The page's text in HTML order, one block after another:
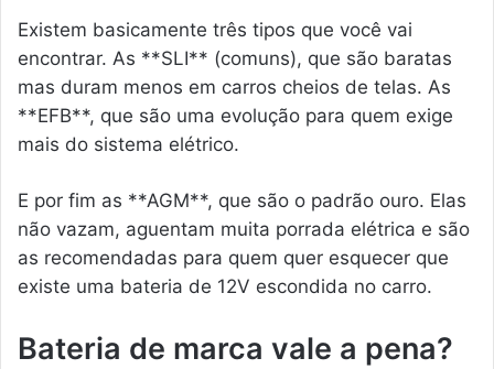
Existem basicamente três tipos que você vai
encontrar. As **SLI** (comuns), que são baratas
mas duram menos em carros cheios de telas. As
**EFB**, que são uma evolução para quem exige
mais do sistema elétrico.
E por fim as **AGM**, que são o padrão ouro. Elas
não vazam, aguentam muita porrada elétrica e são
as recomendadas para quem quer esquecer que
existe uma bateria de 12V escondida no carro.
Bateria de marca vale a pena?